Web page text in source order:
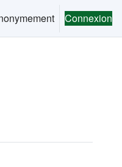
recherche Connexion